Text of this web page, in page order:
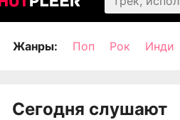
Жанры: Поп Рок Инди
Сегодня слушают